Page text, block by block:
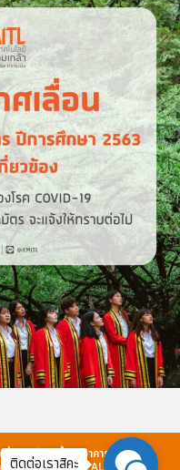
งแวดล้อม.ชั้น 5 อาคารกรมหลวง
ติดต่อเราสิคะ